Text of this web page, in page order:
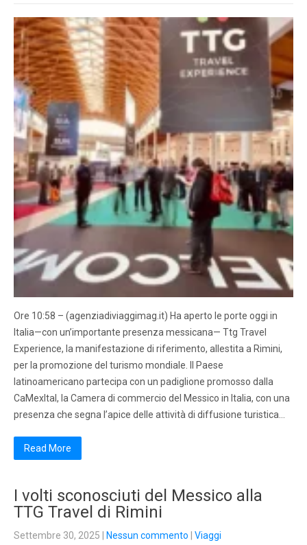
Ore 10:58 – (agenziadiviaggimag.it) Ha aperto le porte oggi in
Italia—con un’importante presenza messicana— Ttg Travel
Experience, la manifestazione di riferimento, allestita a Rimini,
per la promozione del turismo mondiale. Il Paese
latinoamericano partecipa con un padiglione promosso dalla
CaMexItal, la Camera di commercio del Messico in Italia, con una
presenza che segna l’apice delle attività di diffusione turistica…
Read More
I volti sconosciuti del Messico alla
TTG Travel di Rimini
Settembre 30, 2025 Nessun commento Viaggi